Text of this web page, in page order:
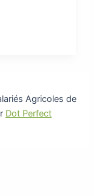
Agricoles de
Dot Perfect